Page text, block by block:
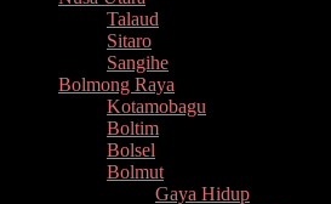
Talaud
Sitaro
Sangihe
Bolmong Raya
Kotamobagu
Boltim
Bolsel
Bolmut
Gaya Hidup